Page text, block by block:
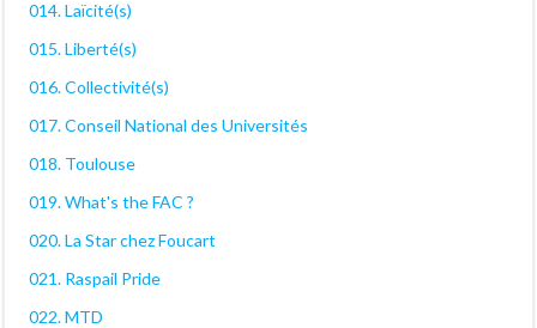
014. Laïcité(s)
015. Liberté(s)
016. Collectivité(s)
017. Conseil National des Universités
018. Toulouse
019. What's the FAC ?
020. La Star chez Foucart
021. Raspail Pride
022. MTD